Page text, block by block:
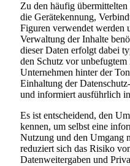
Zu den häufig
die Gerätekennung,
Figuren verwendet werden
Verwaltung der Inhalte
dieser Daten erfolgt dabei
den Schutz vor
Unternehmen hinter der
Einhaltung der
und informiert ausführlich
Es ist entscheidend, den
kennen, um selbst eine
Nutzung und den Umgang
reduziert sich das Risiko
Datenweitergaben und